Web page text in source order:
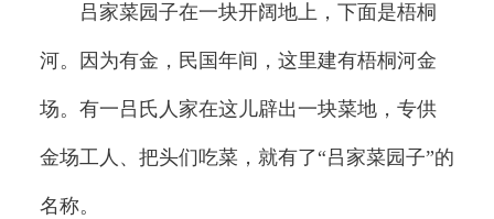
吕家菜园子在一块开阔地上，下面是梧桐
河。因为有金，民国年间，这里建有梧桐河金
场。有一吕氏人家在这儿辟出一块菜地，专供
金场工人、把头们吃菜，就有了“吕家菜园子”的
名称。